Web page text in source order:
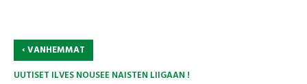
‹VANHEMMAT
UUTISET ILVES NOUSEE NAISTEN LIIGAAN !